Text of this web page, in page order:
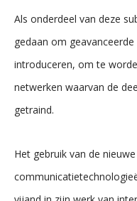
Als onderdeel van deze
gedaan om
introduceren, om te
netwerken waarvan de
getraind.
Het gebruik van de